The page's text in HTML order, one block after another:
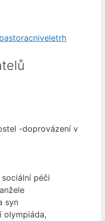
-doprovázení v
péči
syn
olympiáda,